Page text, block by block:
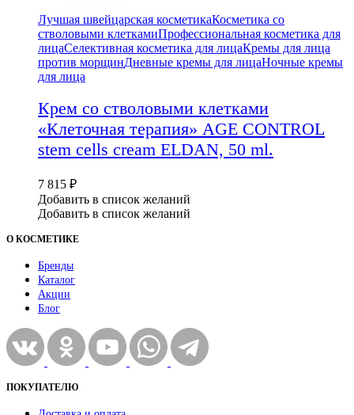
Лучшая швейцарская косметикаКосметика со
стволовыми клеткамиПрофессиональная косметика для
лицаСелективная косметика для лицаКремы для лица
против морщинДневные кремы для лицаНочные кремы
для лица
Крем со стволовыми клетками
«Клеточная терапия» AGE CONTROL
stem cells cream ELDAN, 50 ml.
7 815 ₽
Добавить в список желаний
Добавить в список желаний
О КОСМЕТИКЕ
Бренды
Каталог
Акции
Блог
ПОКУПАТЕЛЮ